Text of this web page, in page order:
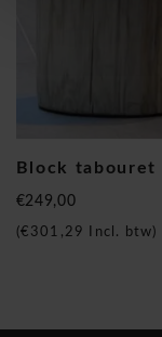
Block
€249,00
(€301,29 Incl. btw)